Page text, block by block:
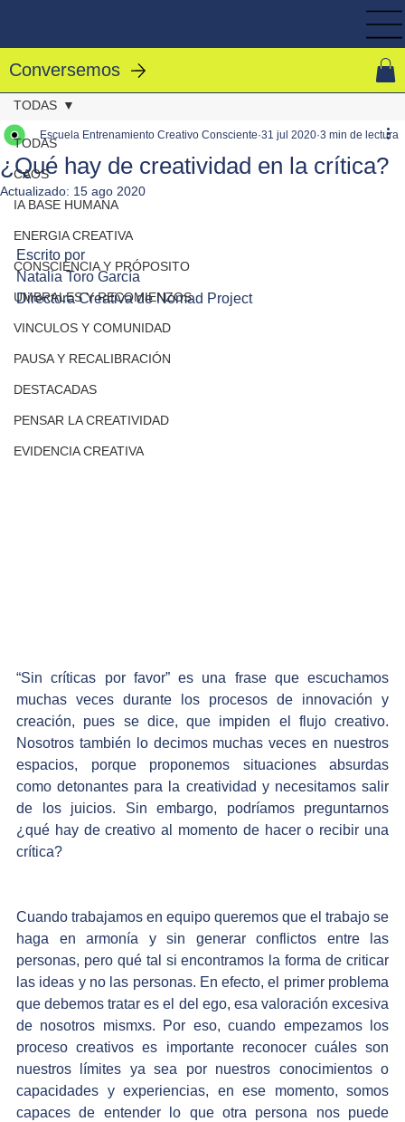
Conversemos
TODAS
CAOS
IA BASE HUMANA
ENERGIA CREATIVA
CONSCIENCIA Y PRÓPOSITO
UMBRALES Y RECOMIENZOS
VINCULOS Y COMUNIDAD
PAUSA Y RECALIBRACIÓN
DESTACADAS
PENSAR LA CREATIVIDAD
EVIDENCIA CREATIVA
TODAS
¿Qué hay de creatividad en la crítica?
Escuela Entrenamiento Creativo Consciente 31 jul 2020 3 min de lectura
Actualizado: 15 ago 2020
Escrito por
Natalia Toro García
Directora Creativa de Nomad Project
“Sin críticas por favor” es una frase que escuchamos
muchas veces durante los procesos de innovación y
creación, pues se dice, que impiden el flujo creativo.
Nosotros también lo decimos muchas veces en nuestros
espacios, porque proponemos situaciones absurdas
como detonantes para la creatividad y necesitamos salir
de los juicios. Sin embargo, podríamos preguntarnos
¿qué hay de creativo al momento de hacer o recibir una
crítica?
Cuando trabajamos en equipo queremos que el trabajo se
haga en armonía y sin generar conflictos entre las
personas, pero qué tal si encontramos la forma de criticar
las ideas y no las personas. En efecto, el primer problema
que debemos tratar es el del ego, esa valoración excesiva
de nosotros mismxs. Por eso, cuando empezamos los
proceso creativos es importante reconocer cuáles son
nuestros límites ya sea por nuestros conocimientos o
capacidades y experiencias, en ese momento, somos
capaces de entender lo que otra persona nos puede